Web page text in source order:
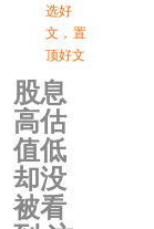
选好
文 ， 置
顶好文
股息
高估
值低
却没
被看